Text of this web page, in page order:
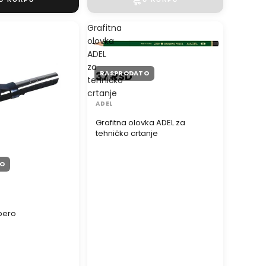
Grafitna
olovka
ADEL
za
tehničko
crtanje
RASPRODATO
Grafitna olovka ADEL za
tehničko crtanje
37 RSD
ADEL